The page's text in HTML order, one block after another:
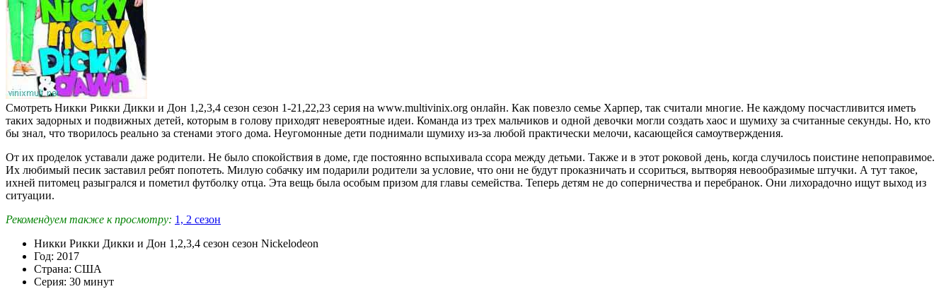
Смотреть Никки Рикки Дикки и Дон 1,2,3,4 сезон сезон 1-21,22,23 серия на www.multivinix.org онлайн. Как повезло семье Харпер, так считали многие. Не каждому посчастливится иметь
таких задорных и подвижных детей, которым в голову приходят невероятные идеи. Команда из трех мальчиков и одной девочки могли создать хаос и шумиху за считанные секунды. Но, кто
бы знал, что творилось реально за стенами этого дома. Неугомонные дети поднимали шумиху из-за любой практически мелочи, касающейся самоутверждения.
От их проделок уставали даже родители. Не было спокойствия в доме, где постоянно вспыхивала ссора между детьми. Также и в этот роковой день, когда случилось поистине непоправимое.
Их любимый песик заставил ребят попотеть. Милую собачку им подарили родители за условие, что они не будут проказничать и ссориться, вытворяя невообразимые штучки. А тут такое,
ихней питомец разыгрался и пометил футболку отца. Эта вещь была особым призом для главы семейства. Теперь детям не до соперничества и перебранок. Они лихорадочно ищут выход из
ситуации.
Рекомендуем также к просмотру: 1, 2 сезон
Никки Рикки Дикки и Дон 1,2,3,4 сезон сезон Nickelodeon
Год: 2017
Страна: США
Серия: 30 минут